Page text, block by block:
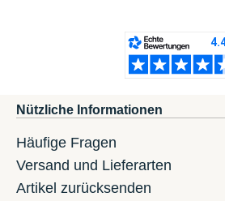
Nützliche Informationen
Häufige Fragen
Versand und Lieferarten
Artikel zurücksenden